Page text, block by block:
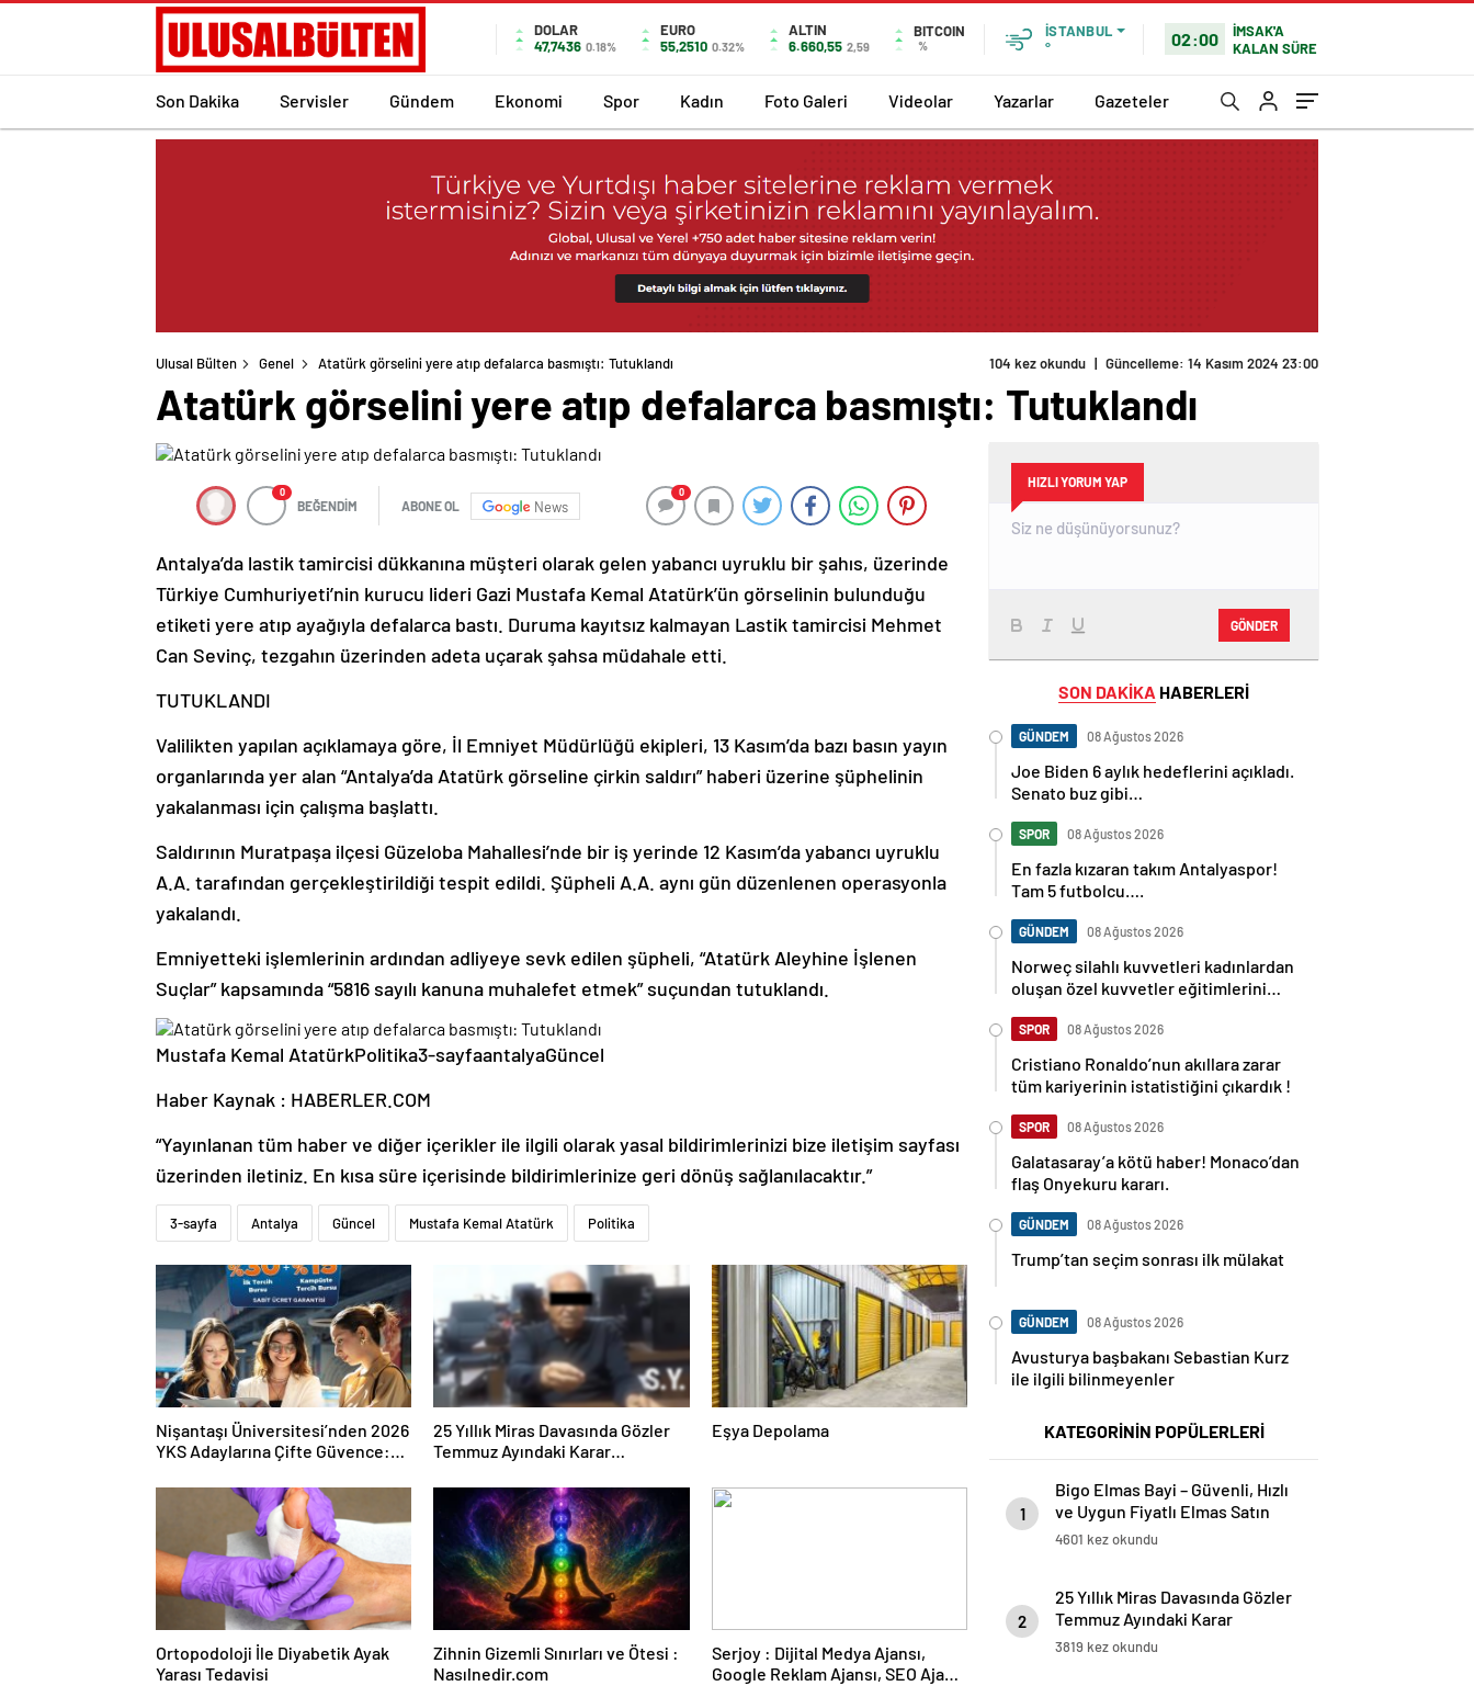
DOLAR
47,7436 0.18%
EURO
55,2510 0.32%
ALTIN
6.660,55 2,59
BITCOIN
%
İSTANBUL
°
02:00
İMSAK'A
KALAN SÜRE
Son Dakika Servisler Gündem Ekonomi Spor Kadın Foto Galeri Videolar Yazarlar Gazeteler
Ulusal Bülten Genel Atatürk görselini yere atıp defalarca basmıştı: Tutuklandı 104 kez okundu | Güncelleme: 14 Kasım 2024 23:00
Atatürk görselini yere atıp defalarca basmıştı: Tutuklandı
0
BEĞENDİM ABONE OL News
0
Antalya’da lastik tamircisi dükkanına müşteri olarak gelen yabancı uyruklu bir şahıs, üzerinde
Türkiye Cumhuriyeti’nin kurucu lideri Gazi Mustafa Kemal Atatürk’ün görselinin bulunduğu
etiketi yere atıp ayağıyla defalarca bastı. Duruma kayıtsız kalmayan Lastik tamircisi Mehmet
Can Sevinç, tezgahın üzerinden adeta uçarak şahsa müdahale etti.
TUTUKLANDI
Valilikten yapılan açıklamaya göre, İl Emniyet Müdürlüğü ekipleri, 13 Kasım’da bazı basın yayın
organlarında yer alan “Antalya’da Atatürk görseline çirkin saldırı” haberi üzerine şüphelinin
yakalanması için çalışma başlattı.
Saldırının Muratpaşa ilçesi Güzeloba Mahallesi’nde bir iş yerinde 12 Kasım’da yabancı uyruklu
A.A. tarafından gerçekleştirildiği tespit edildi. Şüpheli A.A. aynı gün düzenlenen operasyonla
yakalandı.
Emniyetteki işlemlerinin ardından adliyeye sevk edilen şüpheli, “Atatürk Aleyhine İşlenen
Suçlar” kapsamında “5816 sayılı kanuna muhalefet etmek” suçundan tutuklandı.
Mustafa Kemal AtatürkPolitika3-sayfaantalyaGüncel
Haber Kaynak : HABERLER.COM
“Yayınlanan tüm haber ve diğer içerikler ile ilgili olarak yasal bildirimlerinizi bize iletişim sayfası
üzerinden iletiniz. En kısa süre içerisinde bildirimlerinize geri dönüş sağlanılacaktır.”
3-sayfa Antalya Güncel Mustafa Kemal Atatürk Politika
Nişantaşı Üniversitesi’nden 2026
YKS Adaylarına Çifte Güvence:
25 Yıllık Miras Davasında Gözler
Temmuz Ayındaki Karar
Eşya Depolama
Ortopodoloji İle Diyabetik Ayak
Yarası Tedavisi
Zihnin Gizemli Sınırları ve Ötesi :
Nasılnedir.com
Serjoy : Dijital Medya Ajansı,
Google Reklam Ajansı, SEO Ajansı
HIZLI YORUM YAP
GÖNDER
SON DAKİKA HABERLERİ
GÜNDEM 08 Ağustos 2026
Joe Biden 6 aylık hedeflerini açıkladı.
Senato buz gibi…
SPOR 08 Ağustos 2026
En fazla kızaran takım Antalyaspor!
Tam 5 futbolcu….
GÜNDEM 08 Ağustos 2026
Norweç silahlı kuvvetleri kadınlardan
oluşan özel kuvvetler eğitimlerini
SPOR 08 Ağustos 2026
Cristiano Ronaldo’nun akıllara zarar
tüm kariyerinin istatistiğini çıkardık !
SPOR 08 Ağustos 2026
Galatasaray’a kötü haber! Monaco’dan
flaş Onyekuru kararı.
GÜNDEM 08 Ağustos 2026
Trump’tan seçim sonrası ilk mülakat
GÜNDEM 08 Ağustos 2026
Avusturya başbakanı Sebastian Kurz
ile ilgili bilinmeyenler
KATEGORİNİN POPÜLERLERİ
1
Bigo Elmas Bayi – Güvenli, Hızlı
ve Uygun Fiyatlı Elmas Satın
Almanın Yeni Adresi
4601 kez okundu
2
25 Yıllık Miras Davasında Gözler
Temmuz Ayındaki Karar
Duruşmasına Çevrildi
3819 kez okundu